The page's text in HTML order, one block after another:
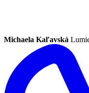
Michaela Kaľavská